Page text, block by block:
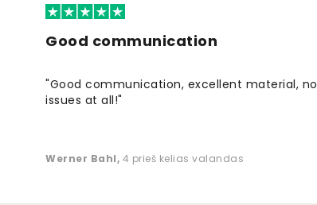
Good communication
"Good communication, excellent material, no
issues at all!"
Werner Bahl, 4 prieš kelias valandas